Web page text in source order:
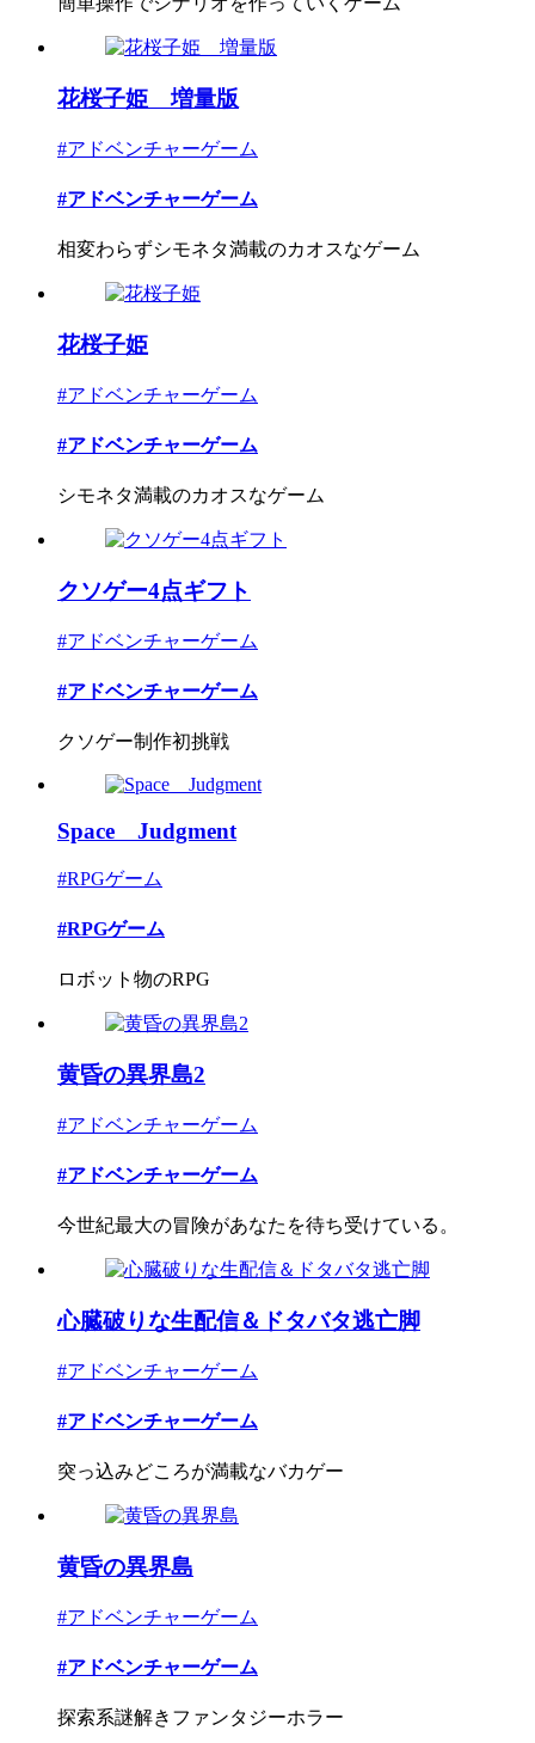
花桜子姫 増量版
#アドベンチャーゲーム
#アドベンチャーゲーム
相変わらずシモネタ満載のカオスなゲーム
花桜子姫
#アドベンチャーゲーム
#アドベンチャーゲーム
シモネタ満載のカオスなゲーム
クソゲー4点ギフト
#アドベンチャーゲーム
#アドベンチャーゲーム
クソゲー制作初挑戦
Space Judgment
#RPGゲーム
#RPGゲーム
ロボット物のRPG
黄昏の異界島2
#アドベンチャーゲーム
#アドベンチャーゲーム
今世紀最大の冒険があなたを待ち受けている。
心臓破りな生配信＆ドタバタ逃亡脚
#アドベンチャーゲーム
#アドベンチャーゲーム
突っ込みどころが満載なバカゲー
黄昏の異界島
#アドベンチャーゲーム
#アドベンチャーゲーム
探索系謎解きファンタジーホラー